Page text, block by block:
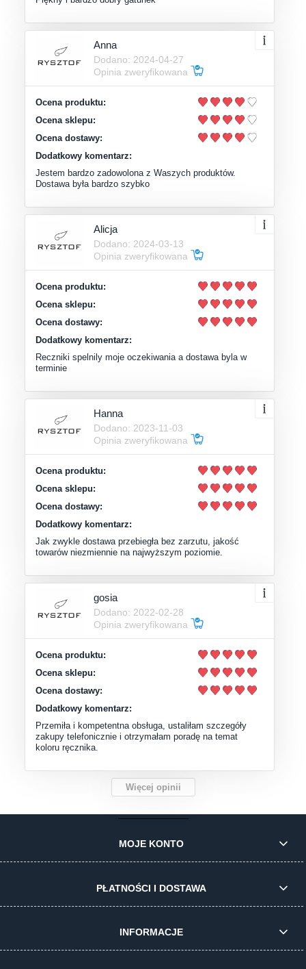
Anna
Dodano: 2024-04-27
Opinia zweryfikowana
Ocena produktu:
Ocena sklepu:
Ocena dostawy:
Dodatkowy komentarz:
Jestem bardzo zadowolona z Waszych produktów.
Dostawa była bardzo szybko
Alicja
Dodano: 2024-03-13
Opinia zweryfikowana
Ocena produktu:
Ocena sklepu:
Ocena dostawy:
Dodatkowy komentarz:
Reczniki spelnily moje oczekiwania a dostawa byla w
terminie
Hanna
Dodano: 2023-11-03
Opinia zweryfikowana
Ocena produktu:
Ocena sklepu:
Ocena dostawy:
Dodatkowy komentarz:
Jak zwykle dostawa przebiegła bez zarzutu, jakość
towarów niezmiennie na najwyższym poziomie.
gosia
Dodano: 2022-02-28
Opinia zweryfikowana
Ocena produktu:
Ocena sklepu:
Ocena dostawy:
Dodatkowy komentarz:
Przemiła i kompetentna obsługa, ustaliłam szczegóły
zakupy telefonicznie i otrzymałam poradę na temat
koloru ręcznika.
Więcej opinii
MOJE KONTO
PŁATNOŚCI I DOSTAWA
INFORMACJE